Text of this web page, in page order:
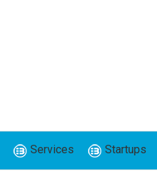
Services Startups